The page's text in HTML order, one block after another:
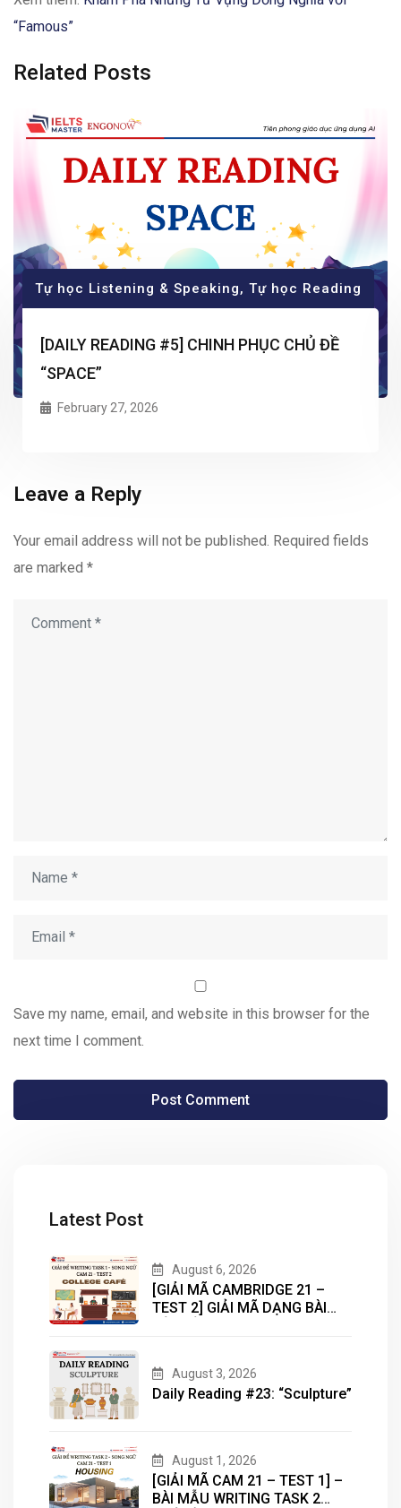
“Famous”
Related Posts
Tự học Listening & Speaking, Tự học Reading
[DAILY READING #5] CHINH PHỤC CHỦ ĐỀ
“SPACE”
February 27, 2026
Leave a Reply
Your email address will not be published. Required fields
are marked *
Save my name, email, and website in this browser for the
next time I comment.
Latest Post
August 6, 2026
[GIẢI MÃ CAMBRIDGE 21 –
TEST 2] GIẢI MÃ DẠNG BÀI
August 3, 2026
Daily Reading #23: “Sculpture”
August 1, 2026
[GIẢI MÃ CAM 21 – TEST 1] –
BÀI MẪU WRITING TASK 2